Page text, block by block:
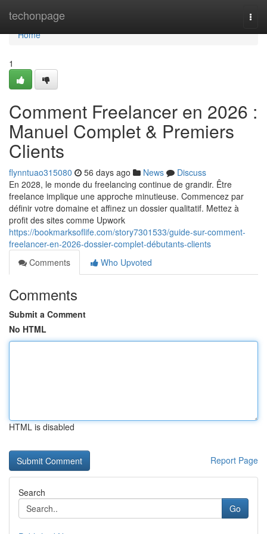
techonpage
Home
Home
1
Comment Freelancer en 2026 :
Manuel Complet & Premiers
Clients
flynntuao315080 56 days ago News
Discuss
En 2028, le monde du freelancing continue de grandir. Être
freelance implique une approche minutieuse. Commencez par
définir votre domaine et affinez un dossier qualitatif. Mettez à
profit des sites comme Upwork
https://bookmarksoflife.com/story7301533/guide-sur-comment-
freelancer-en-2026-dossier-complet-débutants-clients
Comments
Who Upvoted
Comments
Submit a Comment
No HTML
HTML is disabled
Report Page
Search
Go